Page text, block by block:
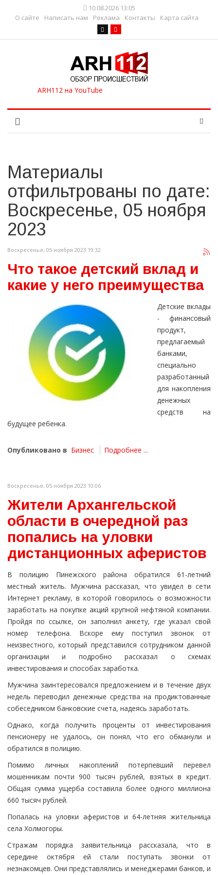
10.08.2026 13:05
О сайте
Написать нам Реклама Контакты Карта сайта
Материалы
отфильтрованы по дате:
Воскресенье, 05 ноября
2023
Воскресенье, 05 ноября 2023 19:32
Что такое детский вклад и
какие у него преимущества
Детские вклады
- финансовый
продукт,
предлагаемый
банками,
специально
разработанный
для накопления
денежных
средств на
будущее ребенка.
Опубликовано в Бизнес Подробнее ...
Воскресенье, 05 ноября 2023 10:06
Жители Архангельской
области в очередной раз
попались на уловки
дистанционных аферистов
В полицию Пинежского района обратился 61-летний
местный житель. Мужчина рассказал, что увидел в сети
Интернет рекламу, в которой говорилось о возможности
заработать на покупке акций крупной нефтяной компании.
Пройдя по ссылке, он заполнил анкету, где указал свой
номер телефона. Вскоре ему поступил звонок от
неизвестного, который представился сотрудником данной
организации и подробно рассказал о схемах
инвестирования и способах заработка.
Мужчина заинтересовался предложением и в течение двух
недель переводил денежные средства на продиктованные
собеседником банковские счета, надеясь заработать.
Однако, когда получить проценты от инвестирования
пенсионеру не удалось, он понял, что его обманули и
обратился в полицию.
Помимо личных накоплений потерпевший перевел
мошенникам почти 900 тысяч рублей, взятых в кредит.
Общая сумма ущерба составила более одного миллиона
660 тысяч рублей.
Попалась на уловки аферистов и 64-летняя жительница
села Холмогоры.
Стражам порядка заявительница рассказала, что в
середине октября ей стали поступать звонки от
незнакомцев. Они представлялись и менеджерами банков, и